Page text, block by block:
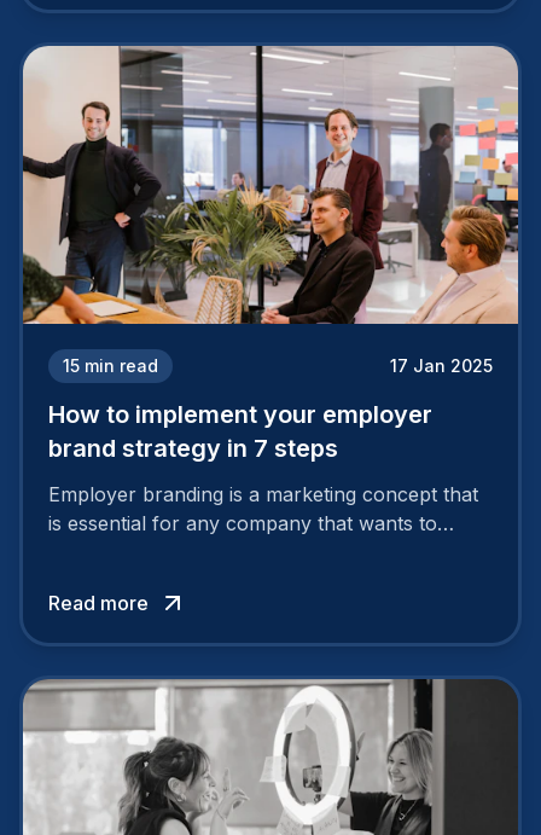
15 min read 17 Jan 2025
How to implement your employer
brand strategy in 7 steps
Employer branding is a marketing concept that
is essential for any company that wants to
solid and positive employer brand are clear, you
cannot simply wave a magic wand for it to be
Read more